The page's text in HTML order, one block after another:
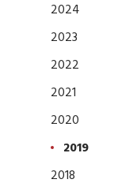
2024
2023
2022
2021
2020
2019
2018